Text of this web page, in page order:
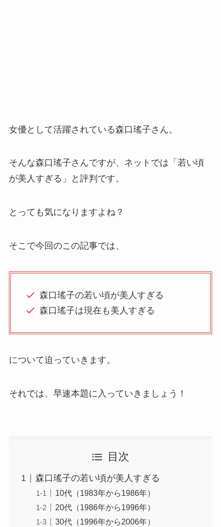
女優として活躍されている森口瑤子さん。
そんな森口瑤子さんですが、ネットでは「若い頃
が美人すぎる」と評判です。
とっても気になりますよね？
そこで今回のこの記事では、
森口瑤子の若い頃が美人すぎる
森口瑤子は現在も美人すぎる
について迫っていきます。
それでは、早速本題に入っていきましょう！
目次
森口瑤子の若い頃が美人すぎる
10代（1983年から1986年）
20代（1986年から1996年）
30代（1996年から2006年）